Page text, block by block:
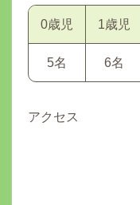
0歳児 1歳児
5名 6名
アクセス